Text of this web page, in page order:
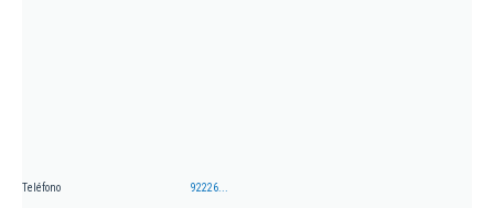
Teléfono 92226...